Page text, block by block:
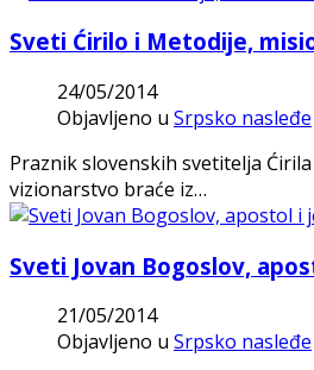
Sveti Ćirilo i Metodije,
24/05/2014
Objavljeno u Srpsko nasleđe
Praznik slovenskih svetitelja
vizionarstvo braće iz…
Sveti Jovan Bogoslov,
21/05/2014
Objavljeno u Srpsko nasleđe